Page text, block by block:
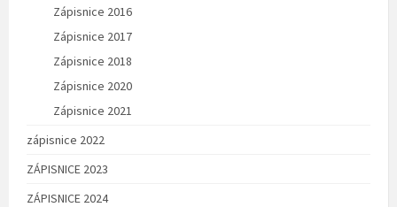
Zápisnice 2016
Zápisnice 2017
Zápisnice 2018
Zápisnice 2020
Zápisnice 2021
zápisnice 2022
ZÁPISNICE 2023
ZÁPISNICE 2024